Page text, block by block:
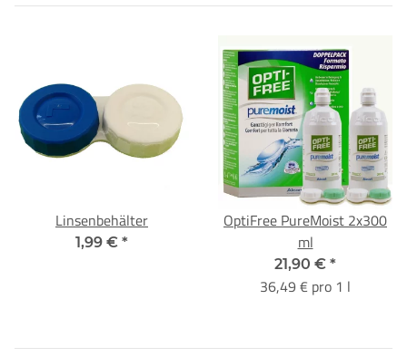
Linsenbehälter
1,99 € *
OptiFree PureMoist 2x300
ml
21,90 € *
36,49 € pro 1 l